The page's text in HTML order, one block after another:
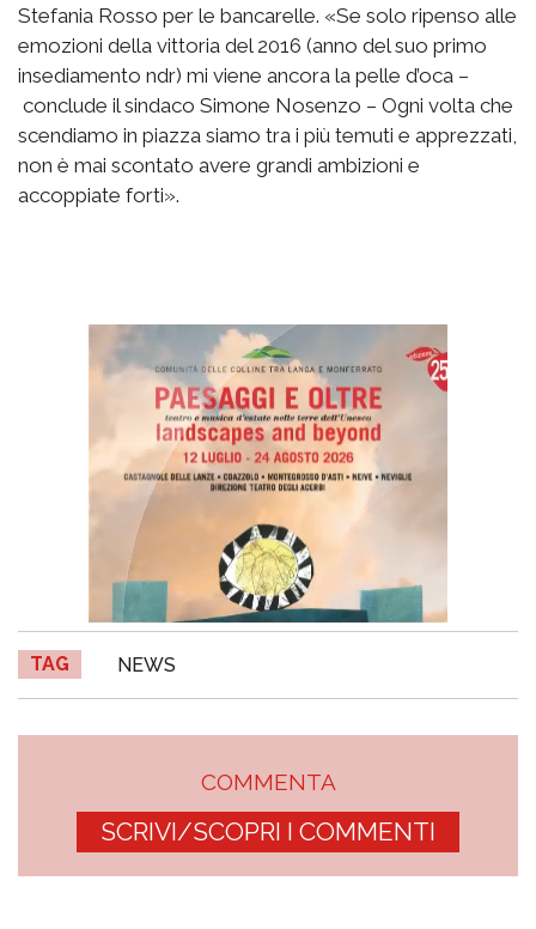
Stefania Rosso per le bancarelle. «Se solo ripenso alle
emozioni della vittoria del 2016 (anno del suo primo
insediamento ndr) mi viene ancora la pelle d’oca –
conclude il sindaco Simone Nosenzo – Ogni volta che
scendiamo in piazza siamo tra i più temuti e apprezzati,
non è mai scontato avere grandi ambizioni e
accoppiate forti».
TAG NEWS
COMMENTA
SCRIVI/SCOPRI I COMMENTI